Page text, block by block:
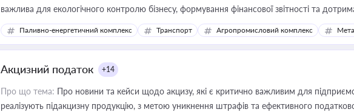
важлива для екологічного контролю бізнесу, формування фінансової звітності та
законодавства
Паливно-енергетичний комплекс Транспорт Агропромисловий комплекс
Акцизний податок +14
Про що тема: Про новини та кейси щодо акцизу, які є критично важливим для
реалізують підакцизну продукцію, з метою уникнення штрафів та ефективного